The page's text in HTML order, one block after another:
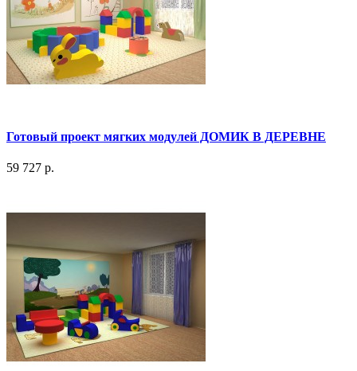
Готовый проект мягких модулей ДОМИК В ДЕРЕВНЕ
59 727 р.